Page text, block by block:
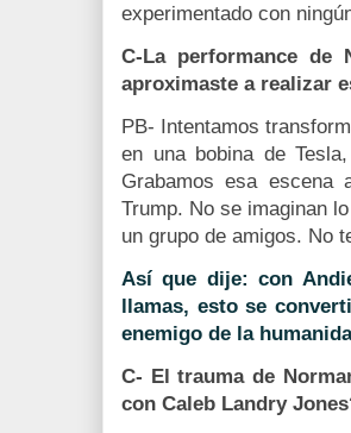
experimentado con
C-La performance de
aproximaste a realizar
PB- Intentamos
en una bobina de
Grabamos esa escena
Trump. No se imaginan
un grupo de amigos. No
Así que dije: con
llamas, esto se
enemigo de la
C- El trauma de
con Caleb Landry